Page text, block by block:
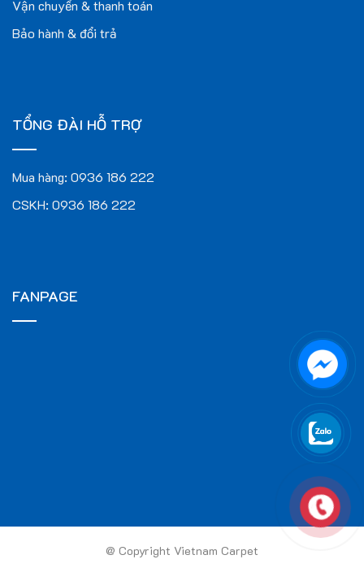
Vận chuyển & thanh toán
Bảo hành & đổi trả
TỔNG ĐÀI HỖ TRỢ
Mua hàng: 0936 186 222
CSKH: 0936 186 222
FANPAGE
@ Copyright Vietnam Carpet